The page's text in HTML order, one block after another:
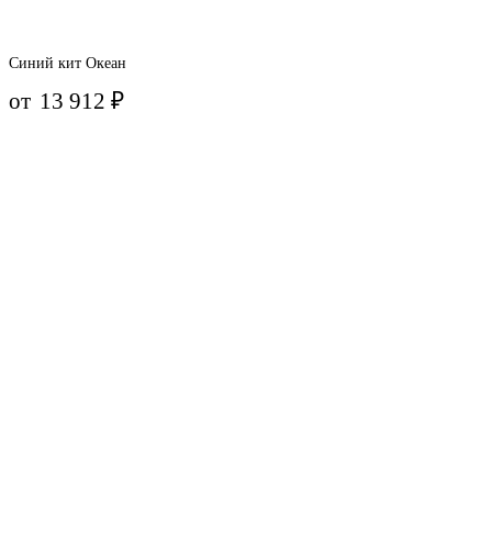
Синий кит Океан
от 13 912₽